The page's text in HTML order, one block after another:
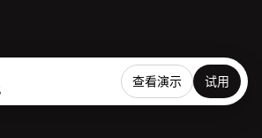
查看演示 试用